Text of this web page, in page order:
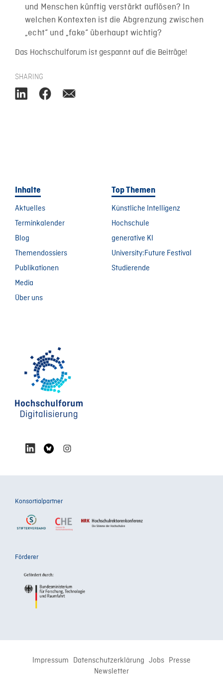
und Menschen künftig verstärkt auflösen? In
welchen Kontexten ist die Abgrenzung zwischen
„echt“ und „fake“ überhaupt wichtig?
Das Hochschulforum ist gespannt auf die Beiträge!
SHARING
Inhalte
Aktuelles
Terminkalender
Blog
Themendossiers
Publikationen
Media
Über uns
Top Themen
Künstliche Intelligenz
Hochschule
generative KI
University:Future Festival
Studierende
Konsortialpartner
Förderer
Impressum Datenschutzerklärung Jobs Presse
Newsletter